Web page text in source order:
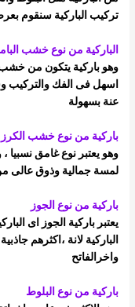
تركيب الباركية سنقوم
الباركية من نوع خشب
وهو باركية يتكون من خشب
اسهل فى الفك والتركيب
عنةبسهولة
باركية من نوع خشب الكرز
وهو يعتبر نوع غامق نسبيا
لمسة جمالية وذوق عالى
باركية من نوع الجوز
يعتبر باركية الجوز اى
الباركية لانة ،اكثرهم
واخر الفاتح
باركية من نوع البلوط